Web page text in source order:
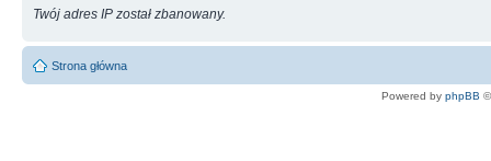
Twój adres IP został zbanowany.
Strona główna
Powered by phpBB